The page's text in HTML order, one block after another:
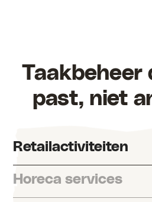
Taakbeheer
past, niet
Retailactiviteiten
Horeca services